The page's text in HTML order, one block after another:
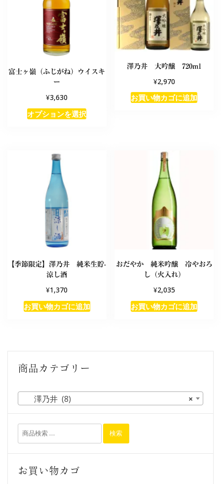
富士ヶ嶺（ふじがね）ウイスキ
ー
¥3,630
オプションを選択
澤乃井 大吟醸 720ml
¥2,970
お買い物カゴに追加
【季節限定】澤乃井 純米生貯-
涼し酒
¥1,370
お買い物カゴに追加
おだやか 純米吟醸 冷やおろ
し（火入れ）
¥2,035
お買い物カゴに追加
商品カテゴリー
×
澤乃井 (8)
検索
お買い物カゴ